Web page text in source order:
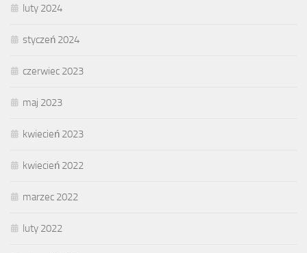
luty 2024
styczeń 2024
czerwiec 2023
maj 2023
kwiecień 2023
kwiecień 2022
marzec 2022
luty 2022